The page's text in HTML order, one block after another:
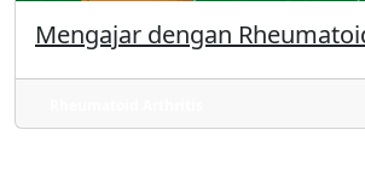
Mengajar dengan